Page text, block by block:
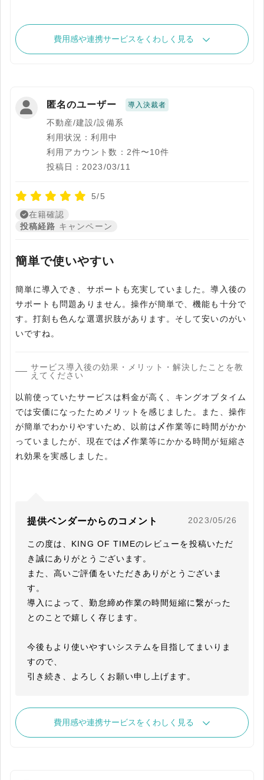
費用感や連携サービスをくわしく見る
匿名のユーザー 導入決裁者
不動産/建設/設備系
利用状況：利用中
利用アカウント数：2件〜10件
投稿日：2023/03/11
5/5
在籍確認
投稿経路 キャンペーン
簡単で使いやすい
簡単に導入でき、サポートも充実していました。導入後の
サポートも問題ありません。操作が簡単で、機能も十分で
す。打刻も色んな選選択肢があります。そして安いのがい
いですね。
サービス導入後の効果・メリット・解決したことを教
えてください
以前使っていたサービスは料金が高く、キングオブタイム
では安価になったためメリットを感じました。また、操作
が簡単でわかりやすいため、以前は〆作業等に時間がかか
っていましたが、現在では〆作業等にかかる時間が短縮さ
れ効果を実感しました。
提供ベンダーからのコメント 2023/05/26
この度は、KING OF TIMEのレビューを投稿いただ
き誠にありがとうございます。
また、高いご評価をいただきありがとうございま
す。
導入によって、勤怠締め作業の時間短縮に繋がった
とのことで嬉しく存じます。
今後もより使いやすいシステムを目指してまいりま
すので、
引き続き、よろしくお願い申し上げます。
費用感や連携サービスをくわしく見る